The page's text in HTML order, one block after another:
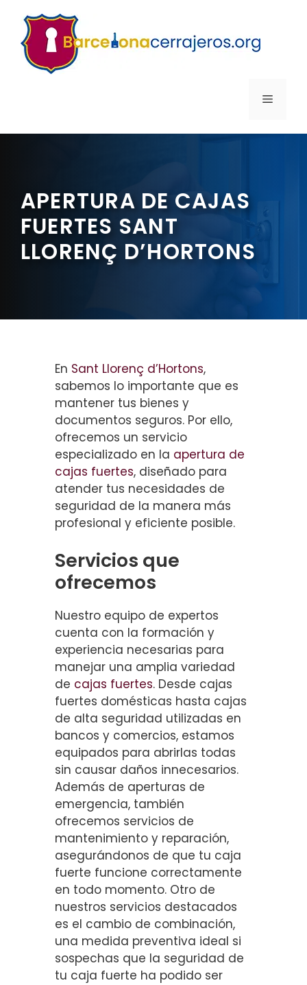
contenido
MENÚ
APERTURA DE CAJAS
FUERTES SANT
LLORENÇ D’HORTONS
En Sant Llorenç d’Hortons,
sabemos lo importante que es
mantener tus bienes y
documentos seguros. Por ello,
ofrecemos un servicio
especializado en la apertura de
cajas fuertes, diseñado para
atender tus necesidades de
seguridad de la manera más
profesional y eficiente posible.
Servicios que
ofrecemos
Nuestro equipo de expertos
cuenta con la formación y
experiencia necesarias para
manejar una amplia variedad
de cajas fuertes. Desde cajas
fuertes domésticas hasta cajas
de alta seguridad utilizadas en
bancos y comercios, estamos
equipados para abrirlas todas
sin causar daños innecesarios.
Además de aperturas de
emergencia, también
ofrecemos servicios de
mantenimiento y reparación,
asegurándonos de que tu caja
fuerte funcione correctamente
en todo momento. Otro de
nuestros servicios destacados
es el cambio de combinación,
una medida preventiva ideal si
sospechas que la seguridad de
tu caja fuerte ha podido ser